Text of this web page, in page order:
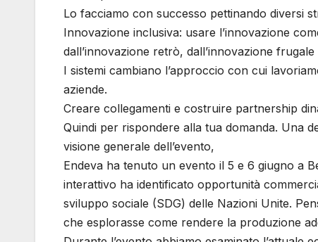
Lo facciamo con successo pettinando diversi
Innovazione inclusiva: usare l’innovazione
dall’innovazione retrò, dall’innovazione
I sistemi cambiano l’approccio con cui
aziende.
Creare collegamenti e costruire partnership
Quindi per rispondere alla tua domanda. Una
visione generale dell’evento,
Endeva ha tenuto un evento il 5 e 6 giugno a
interattivo ha identificato opportunità
sviluppo sociale (SDG) delle Nazioni Unite.
che esplorasse come rendere la produzione